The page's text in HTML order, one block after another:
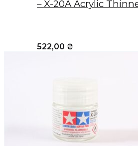
– X-20A Acrylic
522,00 ₴